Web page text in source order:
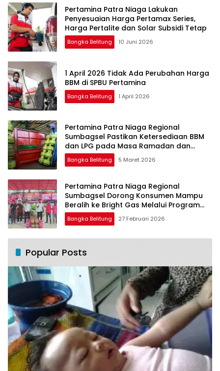
Pertamina Patra Niaga Lakukan
Penyesuaian Harga Pertamax Series,
Harga Pertalite dan Solar Subsidi Tetap
Bangka Belitung 10 Juni 2026
1 April 2026 Tidak Ada Perubahan Harga
BBM di SPBU Pertamina
Bangka Belitung 1 April 2026
Pertamina Patra Niaga Regional
Sumbagsel Pastikan Ketersediaan BBM
dan LPG pada Masa Ramadan dan
Menjelang Idulfitri
Bangka Belitung 5 Maret 2026
Pertamina Patra Niaga Regional
Sumbagsel Dorong Konsumen Mampu
Beralih ke Bright Gas Melalui Program
Trade In di Belitung Timur
Bangka Belitung 27 Februari 2026
Popular Posts